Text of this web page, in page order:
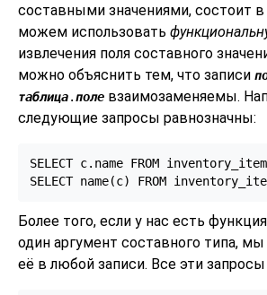
составными значениями, состоит
можем использовать
извлечения поля составного
можно объяснить тем, что записи
таблица.поле взаимозаменяемы.
следующие запросы равнозначны:
SELECT c.name FROM
SELECT name(c) FROM
Более того, если у нас есть
один аргумент составного типа,
её в любой записи. Все эти